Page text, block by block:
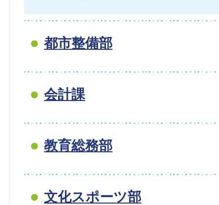
都市整備部
会計課
教育総務部
文化スポーツ部